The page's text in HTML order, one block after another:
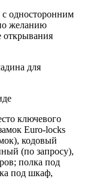
с односторонним
желанию
открывания
для
ключевого
Euro-locks
кодовый
(по запросу),
полка под
под шкаф,